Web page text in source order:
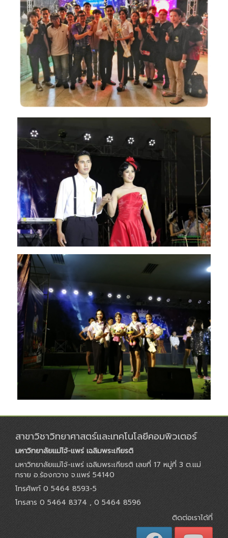
สาขาวิชาวิทยาศาสตร์และเทคโนโลยีคอมพิวเตอร์
มหาวิทยาลัยแม่โจ้-แพร่ เฉลิมพระเกียรติ
มหาวิทยาลัยแม่โจ้-แพร่ เฉลิมพระเกียรติ เลขที่ 17 หมู่ที่ 3 ต.แม่
ทราย อ.ร้องกวาง จ.แพร่ 54140
โทรศัพท์ 0 5464 8593-5
โทรสาร 0 5464 8374 , 0 5464 8596
ติดต่อเราได้ที่